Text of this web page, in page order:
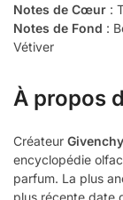
Notes de Cœur :
Notes de Fond :
Vétiver
À propos
Créateur Givenchy
encyclopédie
parfum. La plus
plus récente date